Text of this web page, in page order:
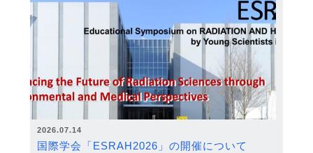
2026.07.14
国際学会「ESRAH2026」の開催について